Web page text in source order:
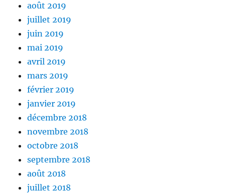
août 2019
juillet 2019
juin 2019
mai 2019
avril 2019
mars 2019
février 2019
janvier 2019
décembre 2018
novembre 2018
octobre 2018
septembre 2018
août 2018
juillet 2018